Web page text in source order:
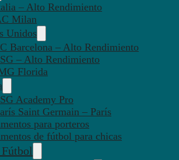
– Alto Rendimiento
Milan
Unidos
Barcelona – Alto Rendimiento
– Alto Rendimiento
Florida
Academy Pro
Saint Germain – París
para porteros
de fútbol para chicas
Fútbol